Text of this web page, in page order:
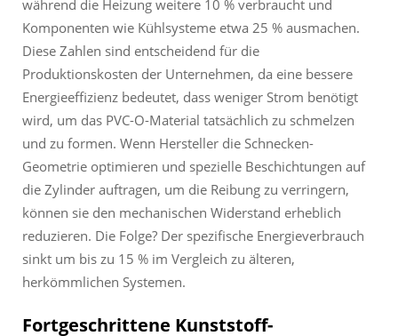
während die Heizung weitere 10 % verbraucht und
Komponenten wie Kühlsysteme etwa 25 % ausmachen.
Diese Zahlen sind entscheidend für die
Produktionskosten der Unternehmen, da eine bessere
Energieeffizienz bedeutet, dass weniger Strom benötigt
wird, um das PVC-O-Material tatsächlich zu schmelzen
und zu formen. Wenn Hersteller die Schnecken-
Geometrie optimieren und spezielle Beschichtungen auf
die Zylinder auftragen, um die Reibung zu verringern,
können sie den mechanischen Widerstand erheblich
reduzieren. Die Folge? Der spezifische Energieverbrauch
sinkt um bis zu 15 % im Vergleich zu älteren,
herkömmlichen Systemen.
Fortgeschrittene Kunststoff-